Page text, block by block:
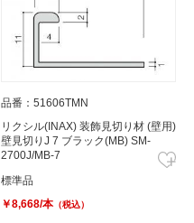
品番：51606TMN
リクシル(INAX) 装飾見切り材 (壁用)
壁見切りJ 7 ブラック(MB) SM-
2700J/MB-7
標準品
￥8,668/本 （税込）